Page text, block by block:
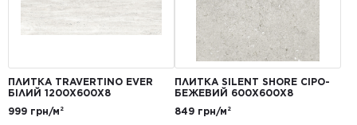
ПЛИТКА TRAVERTINO EVER
БІЛИЙ 1200Х600Х8
999 грн/м²
ПЛИТКА SILENT SHORE СІРО-
БЕЖЕВИЙ 600Х600Х8
849 грн/м²